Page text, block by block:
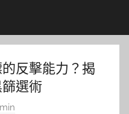
反擊能力？揭
選術